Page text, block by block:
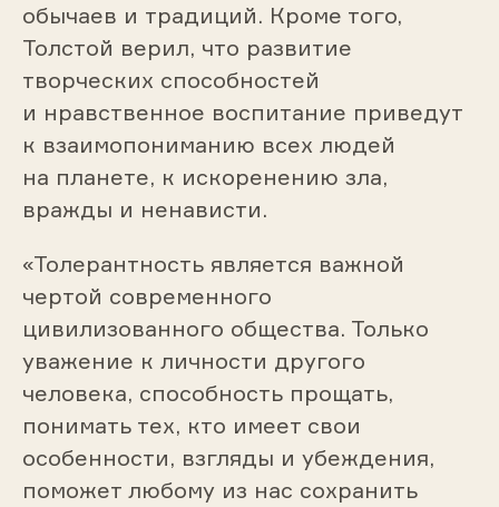
обычаев и традиций. Кроме того,
Толстой верил, что развитие
творческих способностей
и нравственное воспитание приведут
к взаимопониманию всех людей
на планете, к искоренению зла,
вражды и ненависти.
«Толерантность является важной
чертой современного
цивилизованного общества. Только
уважение к личности другого
человека, способность прощать,
понимать тех, кто имеет свои
особенности, взгляды и убеждения,
поможет любому из нас сохранить